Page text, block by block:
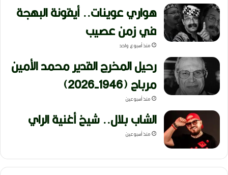
هواري عوينات.. أيقونة البهجة
في زمن عصيب
منذ أسبوع واحد
رحيل المخرج القدير محمد الأمين
مرباح (1946-2026)
منذ أسبوعين
الشاب بلال.. شيخ أغنية الراي
منذ أسبوعين